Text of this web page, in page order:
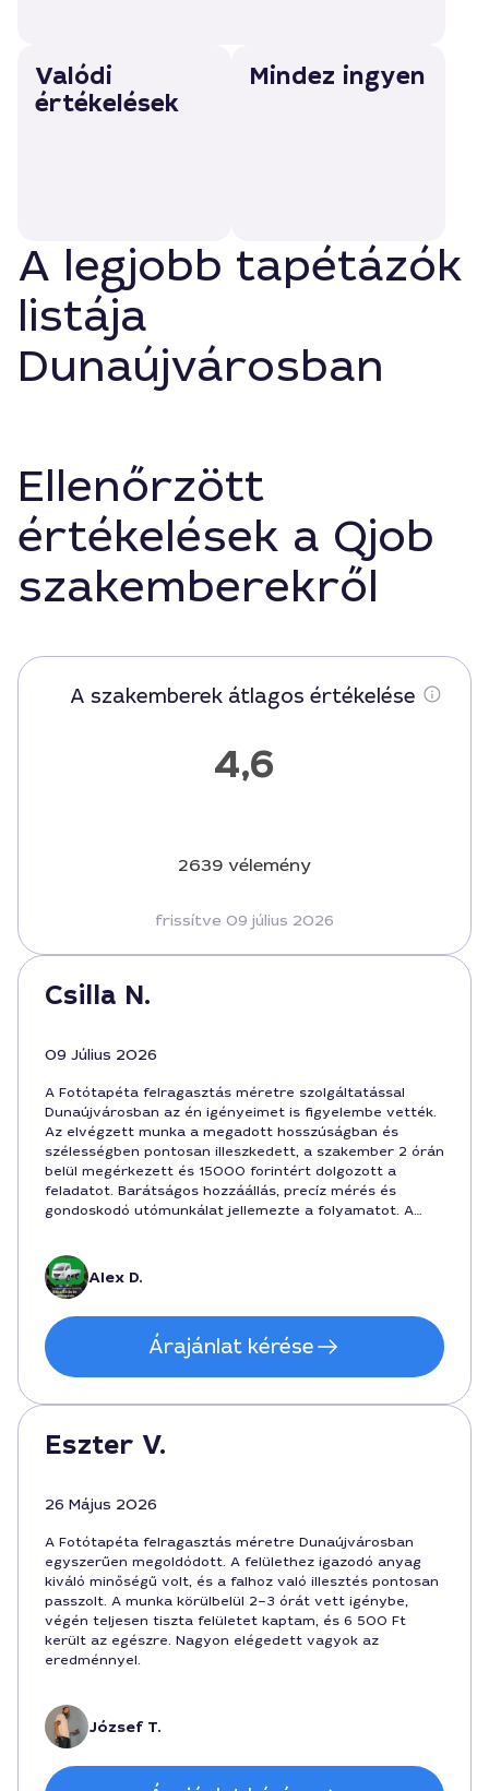
Valódi
értékelések
Mindez ingyen
A legjobb tapétázók
listája
Dunaújvárosban
Ellenőrzött
értékelések a Qjob
szakemberekről
A szakemberek átlagos értékelése
4,6
2639 vélemény
frissítve 09 július 2026
Csilla N.
09 Július 2026
A Fotótapéta felragasztás méretre szolgáltatással
Dunaújvárosban az én igényeimet is figyelembe vették.
Az elvégzett munka a megadott hosszúságban és
szélességben pontosan illeszkedett, a szakember 2 órán
belül megérkezett és 15000 forintért dolgozott a
feladatot. Barátságos hozzáállás, precíz mérés és
gondoskodó utómunkálat jellemezte a folyamatot. A
szolgáltatót Dunaújvárosban, ajánlom.
Alex D.
Árajánlat kérése
Eszter V.
26 Május 2026
A Fotótapéta felragasztás méretre Dunaújvárosban
egyszerűen megoldódott. A felülethez igazodó anyag
kiváló minőségű volt, és a falhoz való illesztés pontosan
passzolt. A munka körülbelül 2–3 órát vett igénybe,
végén teljesen tiszta felületet kaptam, és 6 500 Ft
került az egészre. Nagyon elégedett vagyok az
eredménnyel.
József T.